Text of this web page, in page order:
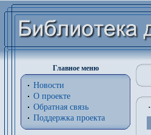
Главное меню
Новости
О проекте
Обратная связь
Поддержка проекта
·